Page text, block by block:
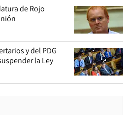
de Rojo
y del PDG
la Ley